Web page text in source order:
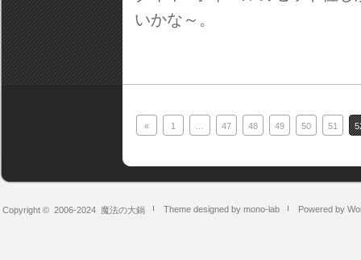
いかな～。
« 1 47 48 49 50 51
Copyright © 2006-2024 魔法の大鍋 Theme designed by mono-lab Powered by